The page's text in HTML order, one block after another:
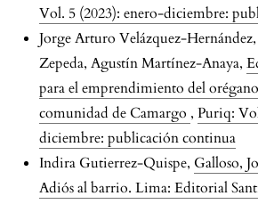
Vol. 5 (2023): enero-diciembre:
Jorge Arturo Velázquez-
Zepeda, Agustín Martínez-Anaya,
para el emprendimiento del
comunidad de Camargo , Puriq:
diciembre: publicación continua
Indira Gutierrez-Quispe, Galloso,
Adiós al barrio. Lima: Editorial